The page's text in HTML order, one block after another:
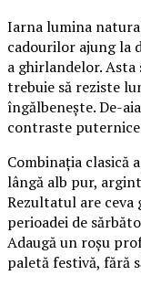
Iarna lumina
cadourilor ajung la
a ghirlandelor.
trebuie să reziste
îngălbenește. De-
contraste
Combinația clasică
lângă alb pur,
Rezultatul are
perioadei de
Adaugă un roșu
paletă festivă, fără